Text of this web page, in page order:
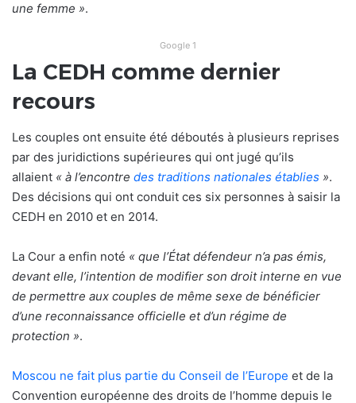
une femme ».
Google 1
La CEDH comme dernier
recours
Les couples ont ensuite été déboutés à plusieurs reprises
par des juridictions supérieures qui ont jugé qu’ils
allaient « à l’encontre des traditions nationales établies ».
Des décisions qui ont conduit ces six personnes à saisir la
CEDH en 2010 et en 2014.
La Cour a enfin noté « que l’État défendeur n’a pas émis,
devant elle, l’intention de modifier son droit interne en vue
de permettre aux couples de même sexe de bénéficier
d’une reconnaissance officielle et d’un régime de
protection ».
Moscou ne fait plus partie du Conseil de l’Europe et de la
Convention européenne des droits de l’homme depuis le